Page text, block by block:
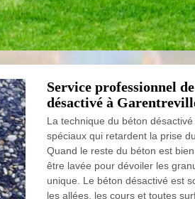
Service professionnel
désactivé à
La technique du béton
spéciaux qui retardent la prise
Quand le reste du béton est
être lavée pour dévoiler les
unique. Le béton désactivé est
les allées, les cours et toutes